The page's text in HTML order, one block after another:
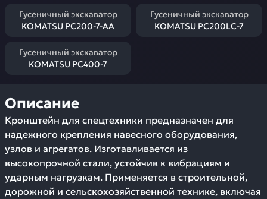
Гусеничный экскаватор
KOMATSU PC200-7-AA
Гусеничный экскаватор
KOMATSU PC200LC-7
Гусеничный экскаватор
KOMATSU PC400-7
Описание
Кронштейн для спецтехники предназначен для
надежного крепления навесного оборудования,
узлов и агрегатов. Изготавливается из
высокопрочной стали, устойчив к вибрациям и
ударным нагрузкам. Применяется в строительной,
дорожной и сельскохозяйственной технике, включая